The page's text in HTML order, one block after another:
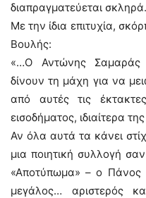
διαπραγματεύεται
Με την ίδια επιτυχία,
Βουλής:
«…Ο Αντώνης Σαμαράς
δίνουν τη μάχη για να
από αυτές τις
εισοδήματος, ιδιαίτερα
Αν όλα αυτά τα κάνει
μια ποιητική συλλογή
«Αποτύπωμα» – ο Πάνος
μεγάλος… αριστερός